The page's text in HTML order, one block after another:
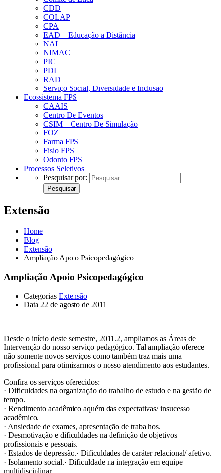
CDD
COLAP
CPA
EAD – Educação a Distância
NAI
NIMAC
PIC
PDI
RAD
Serviço Social, Diversidade e Inclusão
Ecossistema FPS
CAAIS
Centro De Eventos
CSIM – Centro De Simulação
FOZ
Farma FPS
Fisio FPS
Odonto FPS
Processos Seletivos
Pesquisar por:
Extensão
Home
Blog
Extensão
Ampliação Apoio Psicopedagógico
Ampliação Apoio Psicopedagógico
Categorias Extensão
Data 22 de agosto de 2011
Desde o início deste semestre, 2011.2, ampliamos as Áreas de
Intervenção do nosso serviço pedagógico. Tal ampliação oferece
não somente novos serviços como também traz mais uma
profissional para otimizarmos o nosso atendimento aos estudantes.
Confira os serviços oferecidos:
· Dificuldades na organização do trabalho de estudo e na gestão de
tempo.
· Rendimento acadêmico aquém das expectativas/ insucesso
acadêmico.
· Ansiedade de exames, apresentação de trabalhos.
· Desmotivação e dificuldades na definição de objetivos
profissionais e pessoais.
· Estados de depressão.· Dificuldades de caráter relacional/ afetivo.
· Isolamento social.· Dificuldade na integração em equipe
multidisciplinar.